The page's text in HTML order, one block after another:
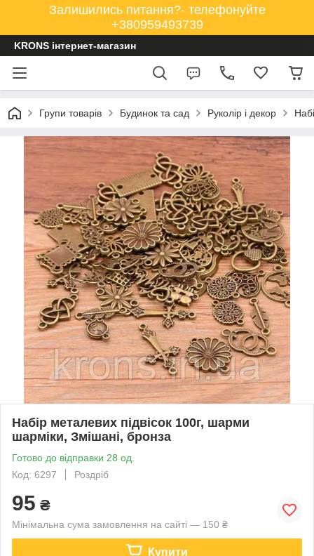
Залишились питання?- телефонуйте
+380959493739
KRONS інтернет-магазин
Групи товарів Будинок та сад Руколір і декор
Набір металевих підвісок 100г, шарми
шарміки, Змішані, бронза
Готово до відправки 28 од.
Код: 6297
Роздріб
95 ₴
Мінімальна сума замовлення на сайті — 150 ₴
Купити